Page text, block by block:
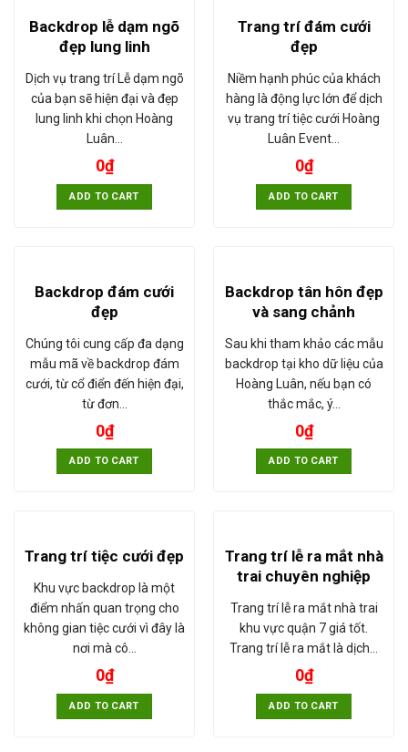
Backdrop lễ dạm ngõ
đẹp lung linh
Dịch vụ trang trí Lễ dạm ngõ
của bạn sẽ hiện đại và đẹp
lung linh khi chọn Hoàng
Luân…
0₫
ADD TO CART
Trang trí đám cưới
đẹp
Niềm hạnh phúc của khách
hàng là động lực lớn để dịch
vụ trang trí tiệc cưới Hoàng
Luân Event…
0₫
ADD TO CART
Backdrop đám cưới
đẹp
Chúng tôi cung cấp đa dạng
mẫu mã về backdrop đám
cưới, từ cổ điển đến hiện đại,
từ đơn…
0₫
ADD TO CART
Backdrop tân hôn đẹp
và sang chảnh
Sau khi tham khảo các mẫu
backdrop tại kho dữ liệu của
Hoàng Luân, nếu bạn có
thắc mắc, ý…
0₫
ADD TO CART
Trang trí tiệc cưới đẹp
Khu vực backdrop là một
điểm nhấn quan trọng cho
không gian tiệc cưới vì đây là
nơi mà cô…
0₫
ADD TO CART
Trang trí lễ ra mắt nhà
trai chuyên nghiệp
Trang trí lễ ra mắt nhà trai
khu vực quận 7 giá tốt.
Trang trí lễ ra mắt là dịch…
0₫
ADD TO CART